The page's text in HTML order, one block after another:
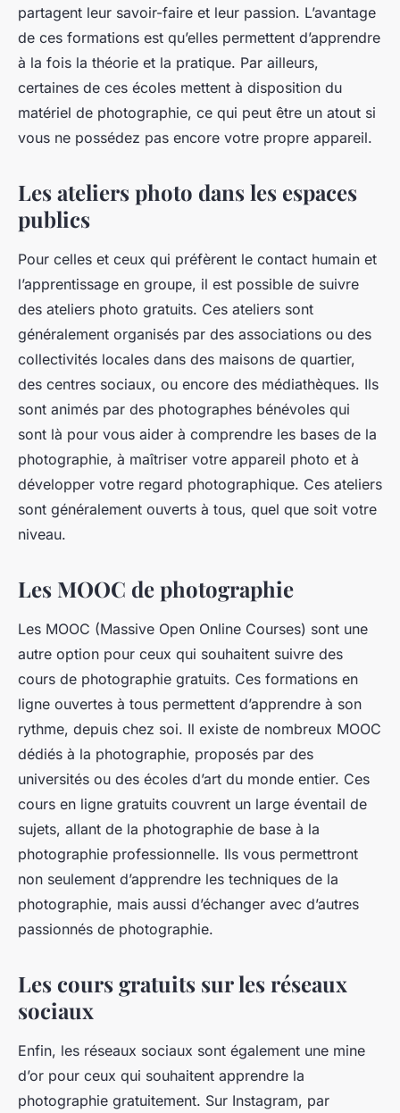
partagent leur savoir-faire et leur passion. L’avantage
de ces formations est qu’elles permettent d’apprendre
à la fois la théorie et la pratique. Par ailleurs,
certaines de ces écoles mettent à disposition du
matériel de photographie, ce qui peut être un atout si
vous ne possédez pas encore votre propre appareil.
Les ateliers photo dans les espaces
publics
Pour celles et ceux qui préfèrent le contact humain et
l’apprentissage en groupe, il est possible de suivre
des ateliers photo gratuits. Ces ateliers sont
généralement organisés par des associations ou des
collectivités locales dans des maisons de quartier,
des centres sociaux, ou encore des médiathèques. Ils
sont animés par des photographes bénévoles qui
sont là pour vous aider à comprendre les bases de la
photographie, à maîtriser votre appareil photo et à
développer votre regard photographique. Ces ateliers
sont généralement ouverts à tous, quel que soit votre
niveau.
Les MOOC de photographie
Les MOOC (Massive Open Online Courses) sont une
autre option pour ceux qui souhaitent suivre des
cours de photographie gratuits. Ces formations en
ligne ouvertes à tous permettent d’apprendre à son
rythme, depuis chez soi. Il existe de nombreux MOOC
dédiés à la photographie, proposés par des
universités ou des écoles d’art du monde entier. Ces
cours en ligne gratuits couvrent un large éventail de
sujets, allant de la photographie de base à la
photographie professionnelle. Ils vous permettront
non seulement d’apprendre les techniques de la
photographie, mais aussi d’échanger avec d’autres
passionnés de photographie.
Les cours gratuits sur les réseaux
sociaux
Enfin, les réseaux sociaux sont également une mine
d’or pour ceux qui souhaitent apprendre la
photographie gratuitement. Sur Instagram, par